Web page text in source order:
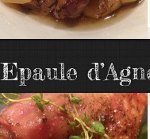
Epaule